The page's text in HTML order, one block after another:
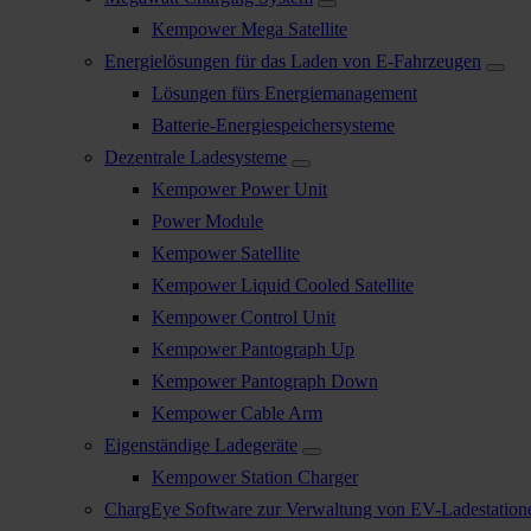
Kempower Mega Satellite
Energielösungen für das Laden von E-Fahrzeugen
Lösungen fürs Energiemanagement
Batterie-Energiespeichersysteme
Dezentrale Ladesysteme
Kempower Power Unit
Power Module
Kempower Satellite
Kempower Liquid Cooled Satellite
Kempower Control Unit
Kempower Pantograph Up
Kempower Pantograph Down
Kempower Cable Arm
Eigenständige Ladegeräte
Kempower Station Charger
ChargEye Software zur Verwaltung von EV-